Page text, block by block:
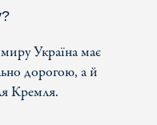
Україна має
дорогою, а й
Кремля.